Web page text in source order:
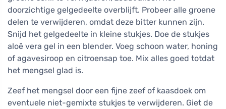
doorzichtige gelgedeelte overblijft. Probeer alle groene
delen te verwijderen, omdat deze bitter kunnen zijn.
Snijd het gelgedeelte in kleine stukjes. Doe de stukjes
aloë vera gel in een blender. Voeg schoon water, honing
of agavesiroop en citroensap toe. Mix alles goed totdat
het mengsel glad is.
Zeef het mengsel door een fijne zeef of kaasdoek om
eventuele niet-gemixte stukjes te verwijderen. Giet de